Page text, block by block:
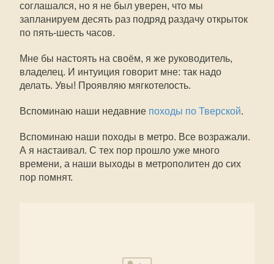
соглашался, но я не был уверен, что мы
запланируем десять раз подряд раздачу открыток
по пять-шесть часов.
Мне бы настоять на своём, я же руководитель,
владелец. И интуиция говорит мне: так надо
делать. Увы! Проявляю мягкотелость.
Вспоминаю наши недавние походы по Тверской.
Вспоминаю наши походы в метро. Все возражали.
А я настаивал. С тех пор прошло уже много
времени, а наши выходы в метрополитен до сих
пор помнят.